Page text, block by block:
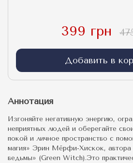
399 грн
Добавить в
Аннотация
Изгоняйте негативную энергию,
неприятных людей и оберегайте
покой и личное пространство с
магия» Эрин Мёрфи-Хискок, автора
ведьмы» (Green Witch).Это